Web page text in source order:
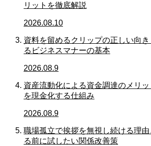
リットを徹底解説
2026.08.10
資料を留めるクリップの正しい向
るビジネスマナーの基本
2026.08.9
資産流動化による資金調達のメリ
を現金化する仕組み
2026.08.9
職場孤立で挨拶を無視し続ける理
る前に試したい関係改善策